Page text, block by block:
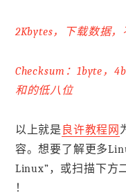
2Kbytes，下载数据
Checksum：1byte，
和的低八位
以上就是 良许教程网
容。想要了解更多
Linux”，或扫描下方
！